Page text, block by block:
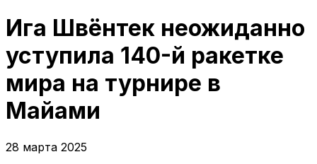
Ига Швёнтек неожиданно
уступила 140-й ракетке
мира на турнире в
Майами
28 марта 2025